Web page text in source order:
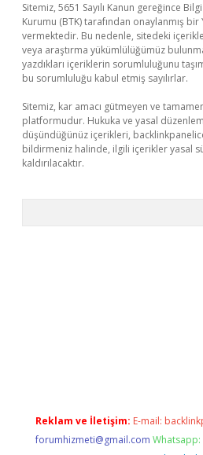
Sitemiz, 5651 Sayılı Kanun gereğince
Kurumu (BTK) tarafından onaylanmış bir
vermektedir. Bu nedenle, sitedeki
veya araştırma yükümlülüğümüz
yazdıkları içeriklerin sorumluluğunu
bu sorumluluğu kabul etmiş sayılırlar.
Sitemiz, kar amacı gütmeyen ve
platformudur. Hukuka ve yasal
düşündüğünüz içerikleri,
bildirmeniz halinde, ilgili içerikler yasal
kaldırılacaktır.
Reklam ve İletişim: E-mail:
forumhizmeti@gmail.com Whatsapp: